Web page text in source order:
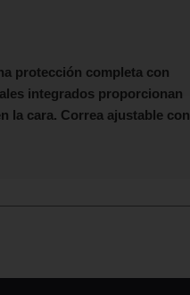
protección completa con
integrados proporcionan
la cara. Correa ajustable con